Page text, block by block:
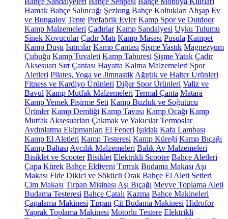
Hamak Bahçe Salıncağı Şezlong Bahçe Koltukları Ahşap Ev
ve Bungalov Tente Prefabrik Evler Kamp Spor ve Outdoor
Kamp Malzemeleri Çadırlar Kamp Sandalyesi Uyku Tulumu
Sinek Kovucular Çadır Matı Kamp Masası Pusula Kampet
Kamp Duşu Isıtıcılar Kamp Çantası Şişme Yastık Magnezyum
Çubuğu Kamp Tuvaleti Kamp Taburesi Şişme Yatak Çadır
Aksesuarı Sırt Çantası Hayatta Kalma Malzemeleri Spor
Aletleri Pilates, Yoga ve Jimnastik Ağırlık ve Halter Ürünleri
Fitness ve Kardiyo Ürünleri Diğer Spor Ürünleri Valiz ve
Bavul Kamp Mutfak Malzemeleri Termal Çanta Matara
Kamp Yemek Pişirme Seti Kamp Buzluk ve Soğutucu
Ürünler Kamp Demliği Kamp Tavası Kamp Ocağı Kamp
Mutfak Aksesuarları Çakmak ve Yakıcılar Termoslar
Aydınlatma Ekipmanları El Feneri Işıldak Kafa Lambası
Kamp El Aletleri Kamp Testeresi Kamp Küreği Kamp Bıçağı
Kamp Baltası Avcılık Malzemeleri Balık Av Malzemeleri
Bisiklet ve Scooter Bisiklet Elektrikli Scooter Bahçe Aletleri
Çapa Kürek Bahçe Eldiveni Tırmık Budama Makası Aşı
Makası Fide Dikici ve Sökücü Orak Bahçe El Aleti Setleri
Çim Makası Tırpan Misinası Aşı Bıçağı Meyve Toplama Aleti
Budama Testeresi Bahçe Çatalı Kazma Bahçe Makineleri
Çapalama Makinesi Tırpan Çit Budama Makinesi Hidrofor
Yaprak Toplama Makinesi Motorlu Testere Elektrikli